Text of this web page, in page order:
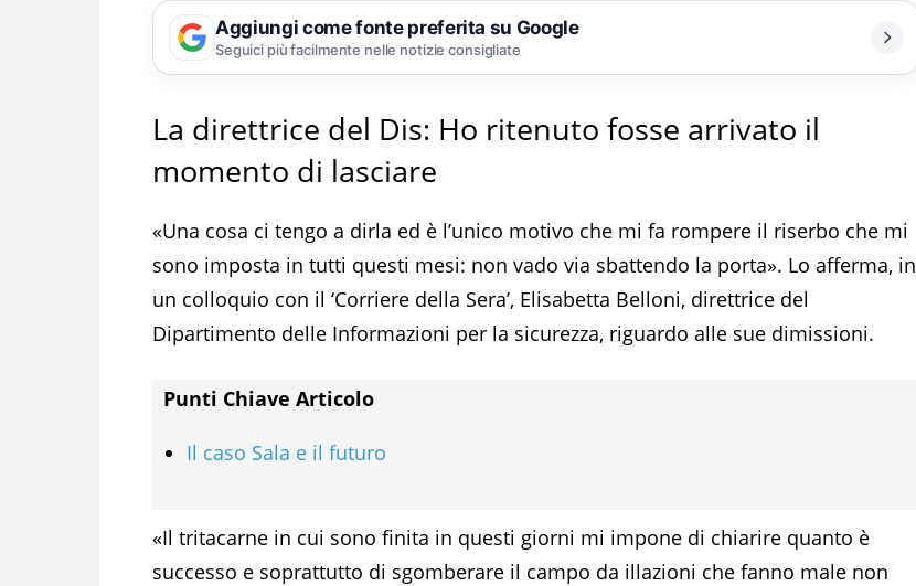
Aggiungi come fonte preferita su Google
Seguici più facilmente nelle notizie consigliate
La direttrice del Dis: Ho ritenuto fosse arrivato il
momento di lasciare
«Una cosa ci tengo a dirla ed è l’unico motivo che mi fa rompere il riserbo che mi
sono imposta in tutti questi mesi: non vado via sbattendo la porta». Lo afferma, in
un colloquio con il ‘Corriere della Sera’, Elisabetta Belloni, direttrice del
Dipartimento delle Informazioni per la sicurezza, riguardo alle sue dimissioni.
Punti Chiave Articolo
Il caso Sala e il futuro
«Il tritacarne in cui sono finita in questi giorni mi impone di chiarire quanto è
successo e soprattutto di sgomberare il campo da illazioni che fanno male non